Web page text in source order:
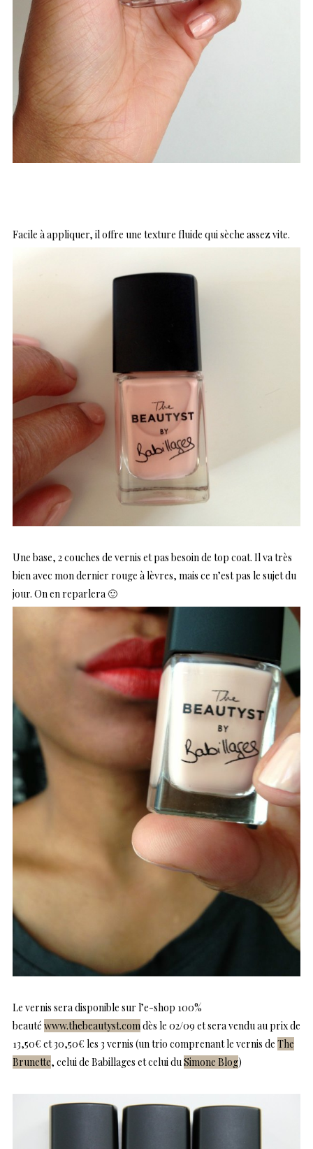
Facile à appliquer, il offre une texture fluide qui sèche assez vite.
Une base, 2 couches de vernis et pas besoin de top coat. Il va très
bien avec mon dernier rouge à lèvres, mais ce n’est pas le sujet du
jour. On en reparlera 🙂
Le vernis sera disponible sur l’e-shop 100%
beauté www.thebeautyst.comdès le 02/09 et sera vendu au prix de
13,50€ et 30,50€ les 3 vernis (un trio comprenant le vernis de The
Brunette, celui de Babillages et celui duSimone Blog)